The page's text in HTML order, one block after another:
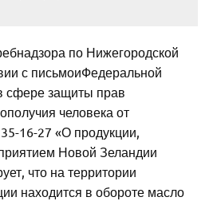
по Нижегородской
с письмоиФедеральной
сфере защиты прав
человека от
16-27 «О продукции,
Новой Зеландии
что на территории
находится в обороте масло